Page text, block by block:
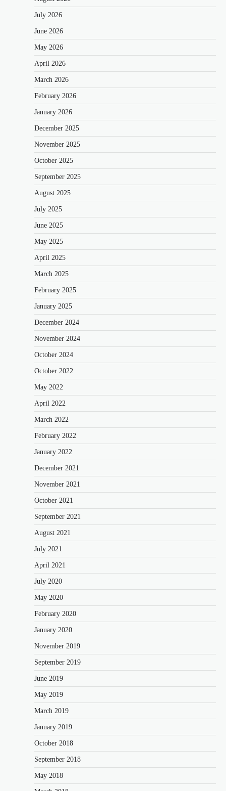
July 2026
June 2026
May 2026
April 2026
March 2026
February 2026
January 2026
December 2025
November 2025
October 2025
September 2025
August 2025
July 2025
June 2025
May 2025
April 2025
March 2025
February 2025
January 2025
December 2024
November 2024
October 2024
October 2022
May 2022
April 2022
March 2022
February 2022
January 2022
December 2021
November 2021
October 2021
September 2021
August 2021
July 2021
April 2021
July 2020
May 2020
February 2020
January 2020
November 2019
September 2019
June 2019
May 2019
March 2019
January 2019
October 2018
September 2018
May 2018